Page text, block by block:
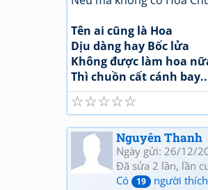
Tên ai cũng là Hoa
Dịu dàng hay Bốc lửa
Không được làm hoa
Thì chuồn cất cánh
☆
☆
☆
☆
☆
Nguyên Thanh
Ngày gửi: 26/12/
Đã sửa 2 lần, lần
Có
19 người thích